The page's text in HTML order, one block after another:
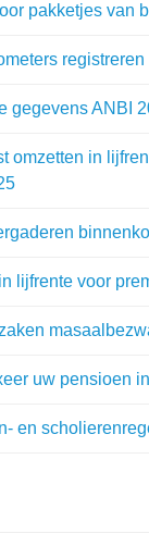
pakketjes van
registreren
gegevens ANBI
omzetten in
lijfrente voor
uw pensioen
en